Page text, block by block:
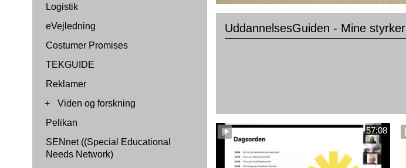
Logistik
eVejledning
Costumer Promises
TEKGUIDE
Reklamer
+
Viden og forskning
Pelikan
SENnet ((Special Educational
Needs Network)
UddannelsesGuiden - Mine styrker
57:08